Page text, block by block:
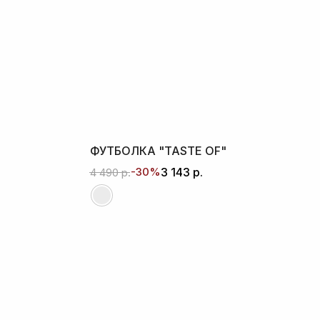
ФУТБОЛКА "TASTE OF"
3 143 р.
4 490 р.-30%